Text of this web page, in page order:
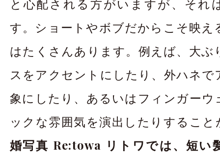
と心配される方がいますが、それ
す。ショートやボブだからこそ映え
はたくさんあります。例えば、大ぶ
スをアクセントにしたり、外ハネ
象にしたり、あるいはフィンガーウ
ックな雰囲気を演出したりするこ
婚写真 Re:towa リトワでは、短い